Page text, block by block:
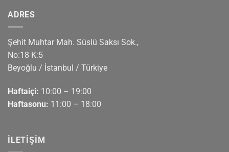
ADRES
Şehit Muhtar Mah. Süslü Saksı Sok.,
No:18 K:5
Beyoğlu / İstanbul / Türkiye
Haftaiçi: 10:00 – 19:00
Haftasonu: 11:00 – 18:00
İLETIŞIM